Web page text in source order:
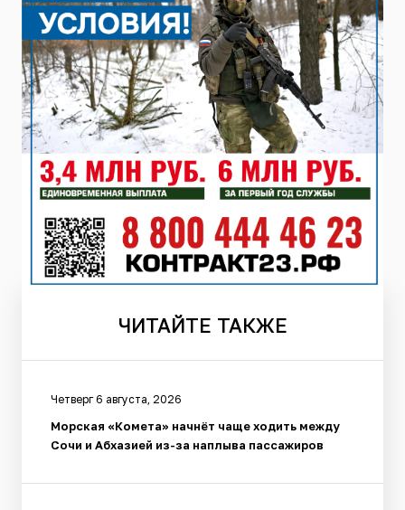
ЧИТАЙТЕ ТАКЖЕ
Четверг 6 августа, 2026
Морская «Комета» начнёт чаще ходить между
Сочи и Абхазией из-за наплыва пассажиров